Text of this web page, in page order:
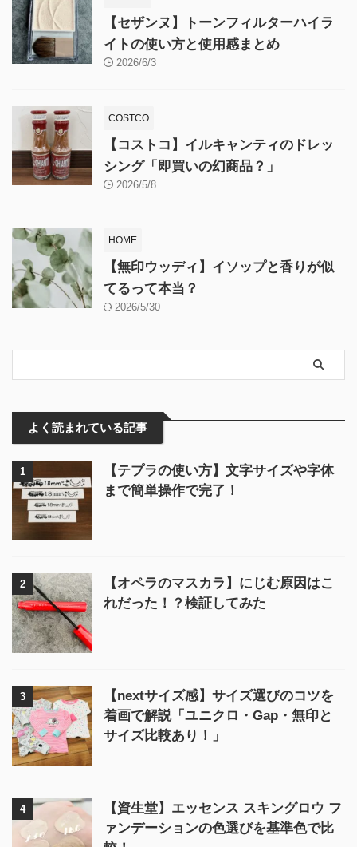
【セザンヌ】トーンフィルターハイラ
イトの使い方と使用感まとめ
2026/6/3
COSTCO
【コストコ】イルキャンティのドレッ
シング「即買いの幻商品？」
2026/5/8
HOME
【無印ウッディ】イソップと香りが似
てるって本当？
2026/5/30
よく読まれている記事
1
【テプラの使い方】文字サイズや字体
まで簡単操作で完了！
2
【オペラのマスカラ】にじむ原因はこ
れだった！？検証してみた
3
【nextサイズ感】サイズ選びのコツを
着画で解説「ユニクロ・Gap・無印と
サイズ比較あり！」
4
【資生堂】エッセンス スキングロウ フ
ァンデーションの色選びを基準色で比